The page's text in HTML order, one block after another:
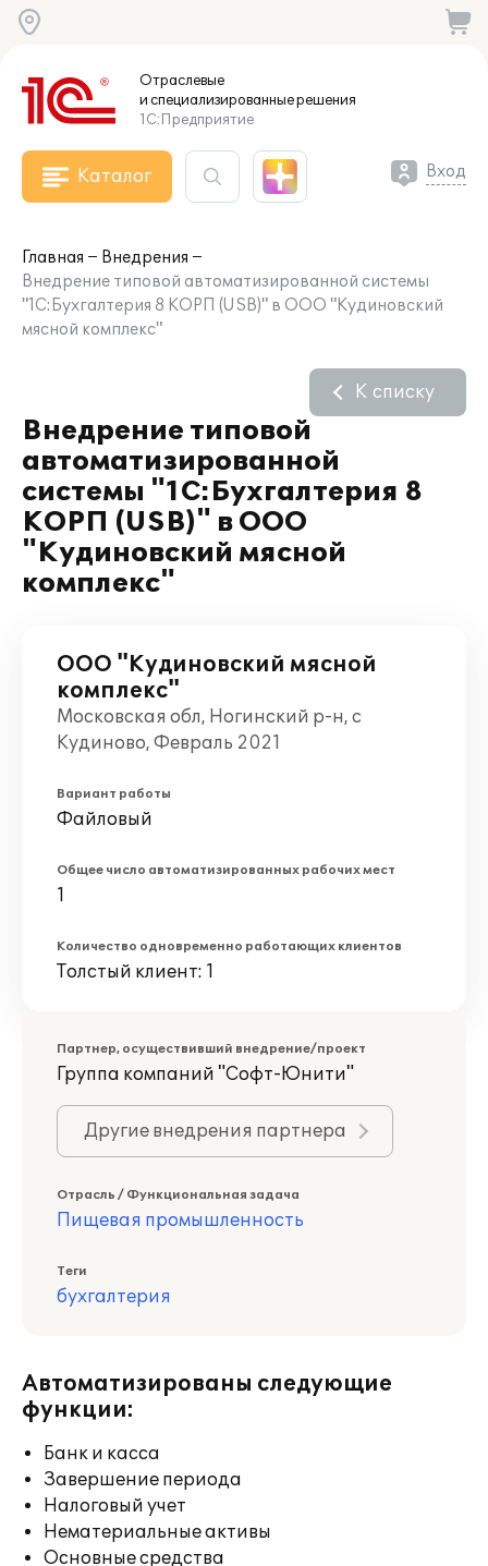
Отраслевые
и специализированныерешения
1С:Предприятие
Каталог Вход
Главная
Внедрения
Внедрение типовой автоматизированной системы
"1С:Бухгалтерия 8 КОРП (USB)" в ООО "Кудиновский
мясной комплекс"
Внедрение типовой
автоматизированной
системы "1С:Бухгалтерия 8
КОРП (USB)" в ООО
"Кудиновский мясной
комплекс"
К списку
ООО "Кудиновский мясной
комплекс"
Московская обл, Ногинский р-н, с
Кудиново, Февраль 2021
Вариант работы
Файловый
Общее число автоматизированных рабочих мест
1
Количество одновременно работающих клиентов
Толстый клиент: 1
Партнер, осуществивший внедрение/проект
Группа компаний "Софт-Юнити"
Другие внедрения партнера
Отрасль / Функциональная задача
Пищевая промышленность
Теги
бухгалтерия
Автоматизированы следующие
функции:
Банк и касса
Завершение периода
Налоговый учет
Нематериальные активы
Основные средства